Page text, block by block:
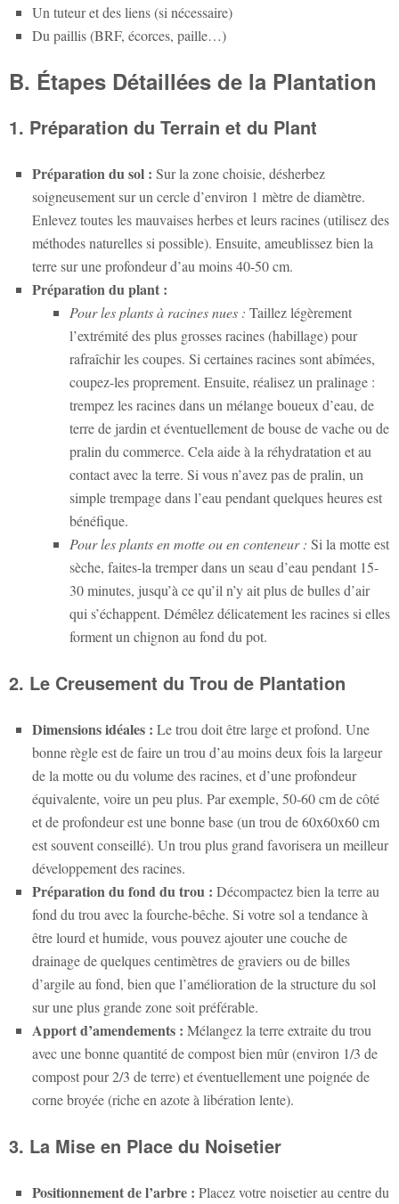
Un tuteur et des liens (si nécessaire)
Du paillis (BRF, écorces, paille…)
B. Étapes Détaillées de la Plantation
1. Préparation du Terrain et du Plant
Préparation du sol : Sur la zone choisie, désherbez
soigneusement sur un cercle d’environ 1 mètre de diamètre.
Enlevez toutes les mauvaises herbes et leurs racines (utilisez des
méthodes naturelles si possible). Ensuite, ameublissez bien la
terre sur une profondeur d’au moins 40-50 cm.
Préparation du plant :
Pour les plants à racines nues : Taillez légèrement
l’extrémité des plus grosses racines (habillage) pour
rafraîchir les coupes. Si certaines racines sont abîmées,
coupez-les proprement. Ensuite, réalisez un pralinage :
trempez les racines dans un mélange boueux d’eau, de
terre de jardin et éventuellement de bouse de vache ou de
pralin du commerce. Cela aide à la réhydratation et au
contact avec la terre. Si vous n’avez pas de pralin, un
simple trempage dans l’eau pendant quelques heures est
bénéfique.
Pour les plants en motte ou en conteneur : Si la motte est
sèche, faites-la tremper dans un seau d’eau pendant 15-
30 minutes, jusqu’à ce qu’il n’y ait plus de bulles d’air
qui s’échappent. Démêlez délicatement les racines si elles
forment un chignon au fond du pot.
2. Le Creusement du Trou de Plantation
Dimensions idéales : Le trou doit être large et profond. Une
bonne règle est de faire un trou d’au moins deux fois la largeur
de la motte ou du volume des racines, et d’une profondeur
équivalente, voire un peu plus. Par exemple, 50-60 cm de côté
et de profondeur est une bonne base (un trou de 60x60x60 cm
est souvent conseillé). Un trou plus grand favorisera un meilleur
développement des racines.
Préparation du fond du trou : Décompactez bien la terre au
fond du trou avec la fourche-bêche. Si votre sol a tendance à
être lourd et humide, vous pouvez ajouter une couche de
drainage de quelques centimètres de graviers ou de billes
d’argile au fond, bien que l’amélioration de la structure du sol
sur une plus grande zone soit préférable.
Apport d’amendements : Mélangez la terre extraite du trou
avec une bonne quantité de compost bien mûr (environ 1/3 de
compost pour 2/3 de terre) et éventuellement une poignée de
corne broyée (riche en azote à libération lente).
3. La Mise en Place du Noisetier
Positionnement de l’arbre : Placez votre noisetier au centre du